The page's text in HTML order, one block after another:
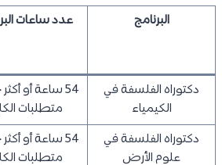
البرنامج عدد ساعات
دكتوراه الفلسفة في
الكيمياء
54 ساعة أو
متطلبات
دكتوراه الفلسفة في
علوم الأرض
54 ساعة أو
متطلبات